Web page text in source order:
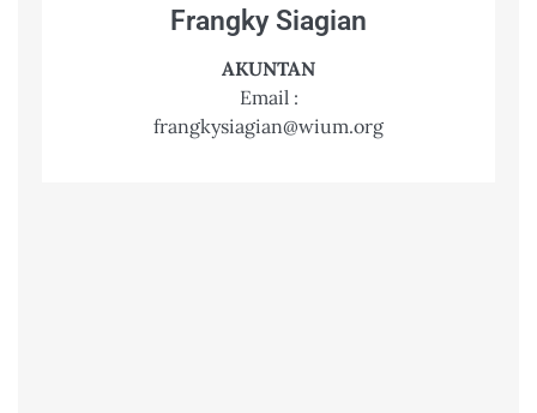
Frangky Siagian
AKUNTAN
Email :
frangkysiagian@wium.org